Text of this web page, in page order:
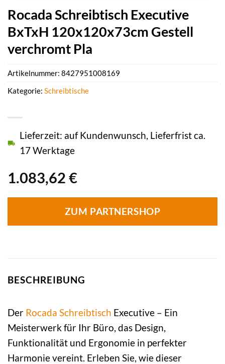
Rocada Schreibtisch Executive
BxTxH 120x120x73cm Gestell
verchromt Pla
1.083,62 €
Lieferzeit: auf Kundenwunsch, Lieferfrist ca.
17 Werktage
ZUM PARTNERSHOP
Artikelnummer: 8427951008169
Kategorie: Schreibtische
BESCHREIBUNG
Der Rocada Schreibtisch Executive – Ein
Meisterwerk für Ihr Büro, das Design,
Funktionalität und Ergonomie in perfekter
Harmonie vereint. Erleben Sie, wie dieser